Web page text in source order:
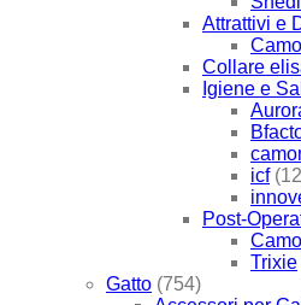
Attrattivi e
Collare
Igiene e
icf
Post-
Trixie
Gatto (754)